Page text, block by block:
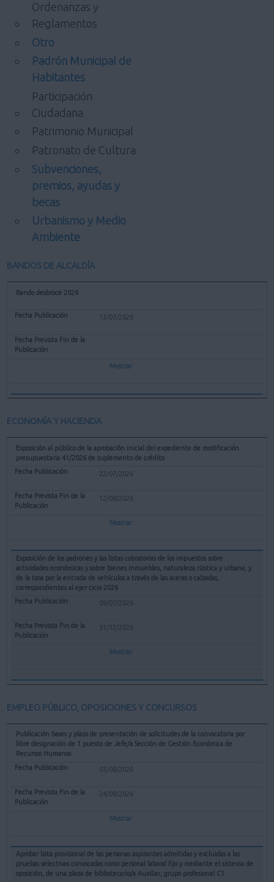
Ordenanzas y
Reglamentos
Otro
Padrón Municipal de
Habitantes
Participación
Ciudadana
Patrimonio Municipal
Patronato de Cultura
Subvenciones,
premios, ayudas y
becas
Urbanismo y Medio
Ambiente
BANDOS DE ALCALDÍA
Bando desbroce 2026
13/03/2026
Mostrar
ECONOMÍA Y HACIENDA
Exposición al público de la aprobación inicial del expediente de modificación
presupuestaria 41/2026 de suplemento de crédito
22/07/2026
12/08/2026
Mostrar
Exposición de los padrones y las listas cobratorias de los impuestos sobre
actividades económicas y sobre bienes inmuebles, naturaleza rústica y urbana, y
de la tasa por la entrada de vehículos a través de las aceras o calzadas,
correspondientes al ejer cicio 2026
09/07/2026
31/12/2026
Mostrar
EMPLEO PÚBLICO, OPOSICIONES Y CONCURSOS
Publicación bases y plazo de presentación de solicitudes de la convocatoria por
libre designación de 1 puesto de Jefe/a Sección de Gestión Económica de
Recursos Humanos
03/08/2026
24/08/2026
Mostrar
Aprobar lista provisional de las personas aspirantes admitidas y excluidas a las
pruebas selectivas convocadas como personal laboral fijo y mediante el sistema de
oposición, de una plaza de bibliotecario/a Auxiliar, grupo profesional C1